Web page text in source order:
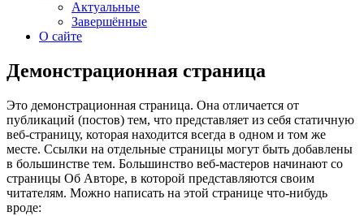
Актуальные
Завершённые
О сайте
Демонстрационная страница
Это демонстрационная страница. Она отличается от
публикаций (постов) тем, что представляет из себя статичную
веб-страницу, которая находится всегда в одном и том же
месте. Ссылки на отдельные страницы могут быть добавлены
в большинстве тем. Большинство веб-мастеров начинают со
страницы Об Авторе, в которой представляются своим
читателям. Можно написать на этой странице что-нибудь
вроде: